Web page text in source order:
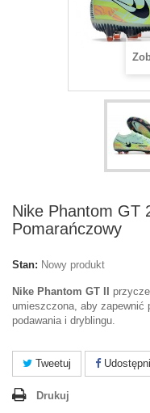
Nike Phantom GT
Pomarańczowy
Stan: Nowy produkt
Nike Phantom GT II
umieszczona, aby zapewnić
podawania i dryblingu.
Tweetuj
Drukuj